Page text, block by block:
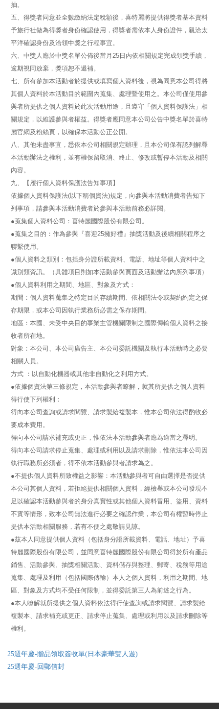
抽。
五、得獎者同意並全數繳納法定稅額後，喜特麗將提供得獎者基本資料
予旅行社做為得獎者身份確認使用，得獎者需依本人身份證件，親洽太
平洋確認身份及洽領中獎之行程事宜。
六、中獎人應於中獎名單公佈後當月25 日內依相關規定完成領獎手續，
逾期視同放棄，獎項恕不遞補。
七、所有參加本活動者於提供或填寫個人資料後，視為同意本公司得將
其個人資料於本活動目的範圍內蒐集、處理暨使用之。本公司僅使用參
與者所提供之個人資料於此次活動用途，且遵守「個人資料保護法」相
關規定，以維護參與者權益。得獎者應同意本公司公告中獎名單於喜特
麗官網及粉絲頁，以確保本活動公正公開。
八、其他未盡事宜，悉依本公司相關規定辦理，且本公司保有認列解釋
本活動辦法之權利，並有權保留取消、終止、修改或暫停本活動及相關
內容。
九、【履行個人資料保護法告知事項】
依據個人資料保護法(以下稱個資法)規定，向參與本活動消費者告知下
列事項，請參與本活動消費者於參與本活動前務必詳閱。
●蒐集個人資料公司：喜特麗國際股份有限公司。
●蒐集之目的：作為參與『喜迎25擁好禮』抽獎活動及後續相關程序之
聯繫使用。
●個人資料之類別：包括身分證所載資料、電話、地址等個人資料中之
識別類資訊。（具體項目則如本活動參與頁面及活動辦法內所列事項）
●個人資料利用之期間、地區、對象及方式：
期間：個人資料蒐集之特定目的存續期間、依相關法令或契約約定之保
存期限，或本公司因執行業務所必需之保存期間。
地區：本國、未受中央目的事業主管機關限制之國際傳輸個人資料之接
收者所在地。
對象：本公司、本公司廣告主、本公司委託機關及執行本活動時之必要
相關人員。
方式 ：以自動化機器或其他非自動化之利用方式。
●依據個資法第三條規定，本活動參與者瞭解，就其所提供之個人資料
得行使下列權利：
得向本公司查詢或請求閱覽、請求製給複製本，惟本公司依法得酌收必
要成本費用。
得向本公司請求補充或更正，惟依法本活動參與者應為適當之釋明。
得向本公司請求停止蒐集、處理或利用以及請求刪除，惟依法本公司因
執行職務所必須者，得不依本活動參與者請求為之。
●不提供個人資料所致權益之影響：本活動參與者可自由選擇是否提供
本公司其個人資料，若拒絕提供相關個人資料，經檢舉或本公司發現不
足以確認本活動參與者的身分真實性或其他個人資料冒用、盜用、資料
不實等情形，致本公司無法進行必要之確認作業，本公司有權暫時停止
提供本活動相關服務，若有不便之處敬請見諒。
●茲本人同意提供個人資料（包括身分證所載資料、電話、地址 ）予喜
特麗國際股份有限公司，並同意喜特麗國際股份有限公司得於所有產品
銷售、活動參與、抽獎相關活動、資料儲存與整理、郵寄、稅務等用途
蒐集、處理及利用（包括國際傳輸）本人之個人資料，利用之期間、地
區、對象及方式均不受任何限制，並得委託第三人為前述之行為。
●本人瞭解就所提供之個人資料依法得行使查詢或請求閱覽、請求製給
複製本、請求補充或更正、請求停止蒐集、處理或利用以及請求刪除等
權利。
25週年慶-贈品領取簽收單(日本豪華雙人遊)
25週年慶-回郵信封